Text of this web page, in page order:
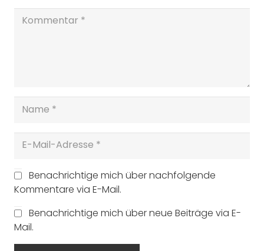
Benachrichtige mich über nachfolgende
Kommentare via E-Mail.
Benachrichtige mich über neue Beiträge via E-
Mail.